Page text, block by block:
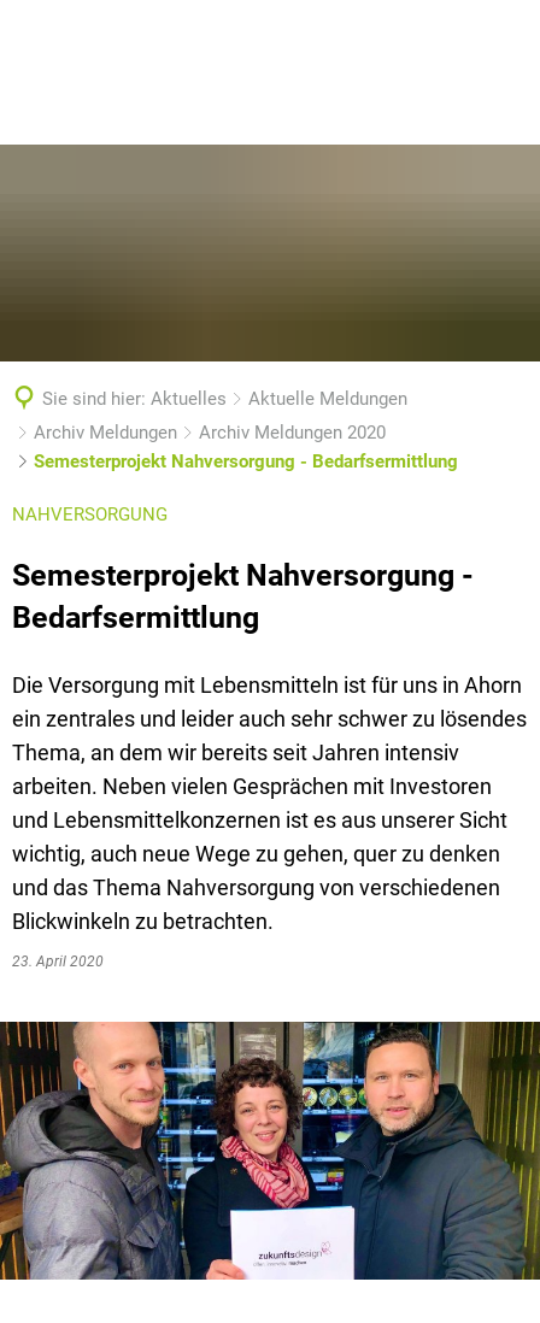
Sie sind hier: Aktuelles
Aktuelle Meldungen
Archiv Meldungen
Archiv Meldungen 2020
Semesterprojekt Nahversorgung - Bedarfsermittlung
NAHVERSORGUNG
Semesterprojekt Nahversorgung -
Bedarfsermittlung
Die Versorgung mit Lebensmitteln ist für uns in Ahorn
ein zentrales und leider auch sehr schwer zu lösendes
Thema, an dem wir bereits seit Jahren intensiv
arbeiten. Neben vielen Gesprächen mit Investoren
und Lebensmittelkonzernen ist es aus unserer Sicht
wichtig, auch neue Wege zu gehen, quer zu denken
und das Thema Nahversorgung von verschiedenen
Blickwinkeln zu betrachten.
23. April 2020